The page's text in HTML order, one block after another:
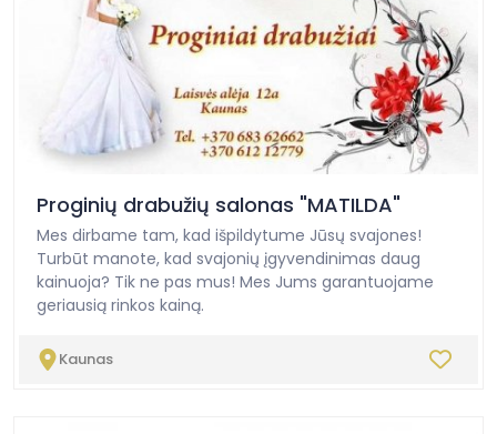
Proginių drabužių salonas "MATILDA"
Mes dirbame tam, kad išpildytume Jūsų svajones!
Turbūt manote, kad svajonių įgyvendinimas daug
kainuoja? Tik ne pas mus! Mes Jums garantuojame
geriausią rinkos kainą.
Kaunas